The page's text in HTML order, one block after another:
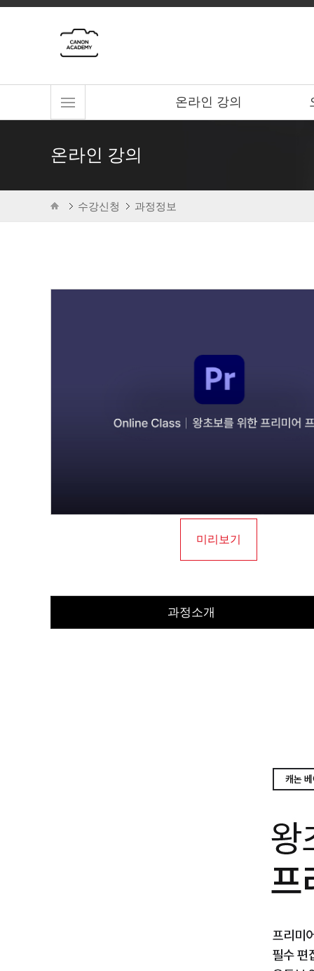
온라인 강의
수강신청 과정정보
미리보기
과정소개
온라인 강의